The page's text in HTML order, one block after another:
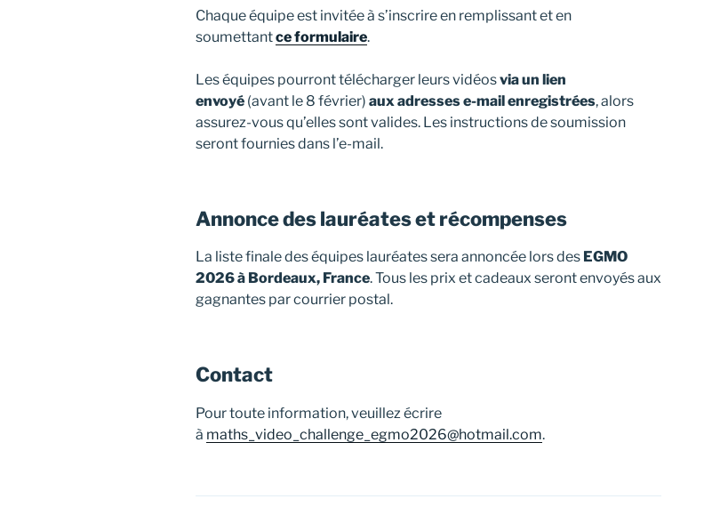
Chaque équipe est invitée à s’inscrire en remplissant et en
soumettantce formulaire.
Les équipes pourront télécharger leurs vidéosvia un lien
envoyé (avant le 8 février) aux adresses e-mail enregistrées, alors
assurez-vous qu’elles sont valides. Les instructions de soumission
seront fournies dans l’e-mail.
Annonce des lauréates et récompenses
La liste finale des équipes lauréates sera annoncée lors des EGMO
2026 à Bordeaux, France. Tous les prix et cadeaux seront envoyés aux
gagnantes par courrier postal.
Contact
Pour toute information, veuillez écrire
à maths_video_challenge_egmo2026@hotmail.com.